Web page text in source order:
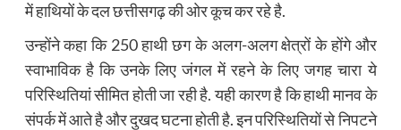
में हाथियों के दल छत्तीसगढ़ की ओर कूच कर रहे है.
उन्होंने कहा कि 250 हाथी छग के अलग-अलग क्षेत्रों के होंगे और
स्वाभाविक है कि उनके लिए जंगल में रहने के लिए जगह चारा ये
परिस्थितियां सीमित होती जा रही है. यही कारण है कि हाथी मानव के
संपर्क में आते है और दुखद घटना होती है. इन परिस्थितियों से निपटने